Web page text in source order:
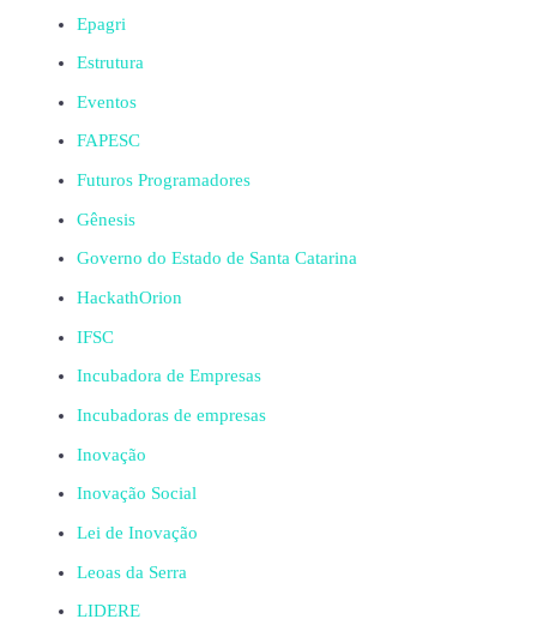
Epagri
Estrutura
Eventos
FAPESC
Futuros Programadores
Gênesis
Governo do Estado de Santa Catarina
HackathOrion
IFSC
Incubadora de Empresas
Incubadoras de empresas
Inovação
Inovação Social
Lei de Inovação
Leoas da Serra
LIDERE